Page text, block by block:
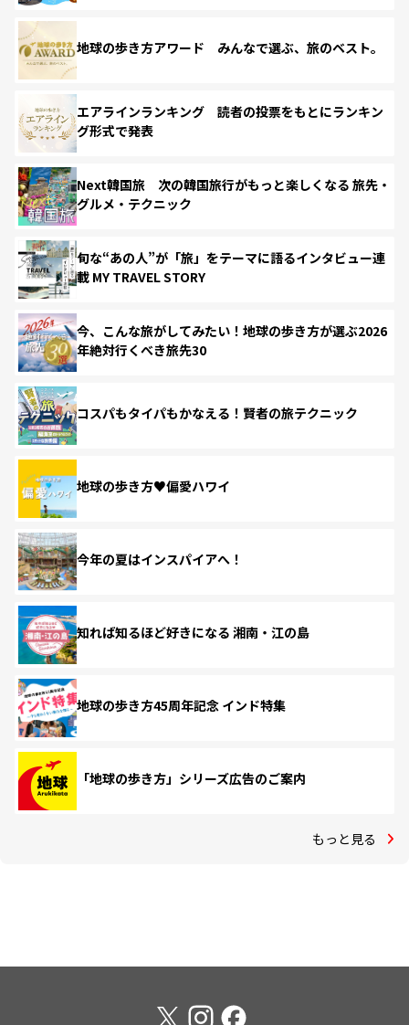
地球の歩き方アワード みんなで選ぶ、旅のベスト。
エアラインランキング 読者の投票をもとにランキン
グ形式で発表
Next韓国旅 次の韓国旅行がもっと楽しくなる 旅先・
グルメ・テクニック
旬な“あの人”が「旅」をテーマに語るインタビュー連
載 MY TRAVEL STORY
今、こんな旅がしてみたい！地球の歩き方が選ぶ2026
年絶対行くべき旅先30
コスパもタイパもかなえる！賢者の旅テクニック
地球の歩き方♥偏愛ハワイ
今年の夏はインスパイアへ！
知れば知るほど好きになる 湘南・江の島
地球の歩き方45周年記念 インド特集
「地球の歩き方」シリーズ広告のご案内
もっと見る